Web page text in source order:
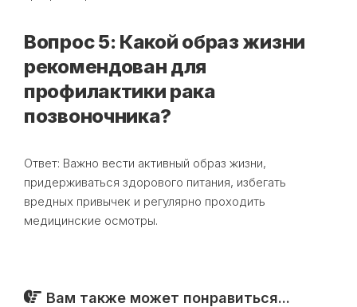
Вопрос 5: Какой образ жизни
рекомендован для
профилактики рака
позвоночника?
Ответ: Важно вести активный образ жизни,
придерживаться здорового питания, избегать
вредных привычек и регулярно проходить
медицинские осмотры.
Вам также может понравиться...